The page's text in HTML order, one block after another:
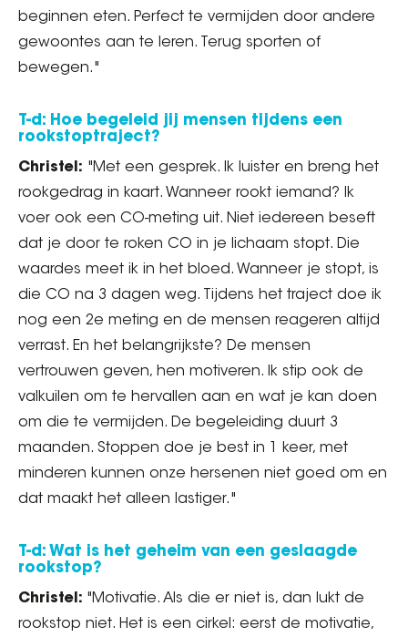
beginnen eten. Perfect te vermijden door andere
gewoontes aan te leren. Terug sporten of
bewegen."
T-d: Hoe begeleid jij mensen tijdens een
rookstoptraject?
Christel: "Met een gesprek. Ik luister en breng het
rookgedrag in kaart. Wanneer rookt iemand? Ik
voer ook een CO-meting uit. Niet iedereen beseft
dat je door te roken CO in je lichaam stopt. Die
waardes meet ik in het bloed. Wanneer je stopt, is
die CO na 3 dagen weg. Tijdens het traject doe ik
nog een 2e meting en de mensen reageren altijd
verrast. En het belangrijkste? De mensen
vertrouwen geven, hen motiveren. Ik stip ook de
valkuilen om te hervallen aan en wat je kan doen
om die te vermijden. De begeleiding duurt 3
maanden. Stoppen doe je best in 1 keer, met
minderen kunnen onze hersenen niet goed om en
dat maakt het alleen lastiger."
T-d: Wat is het geheim van een geslaagde
rookstop?
Christel: "Motivatie. Als die er niet is, dan lukt de
rookstop niet. Het is een cirkel: eerst de motivatie,